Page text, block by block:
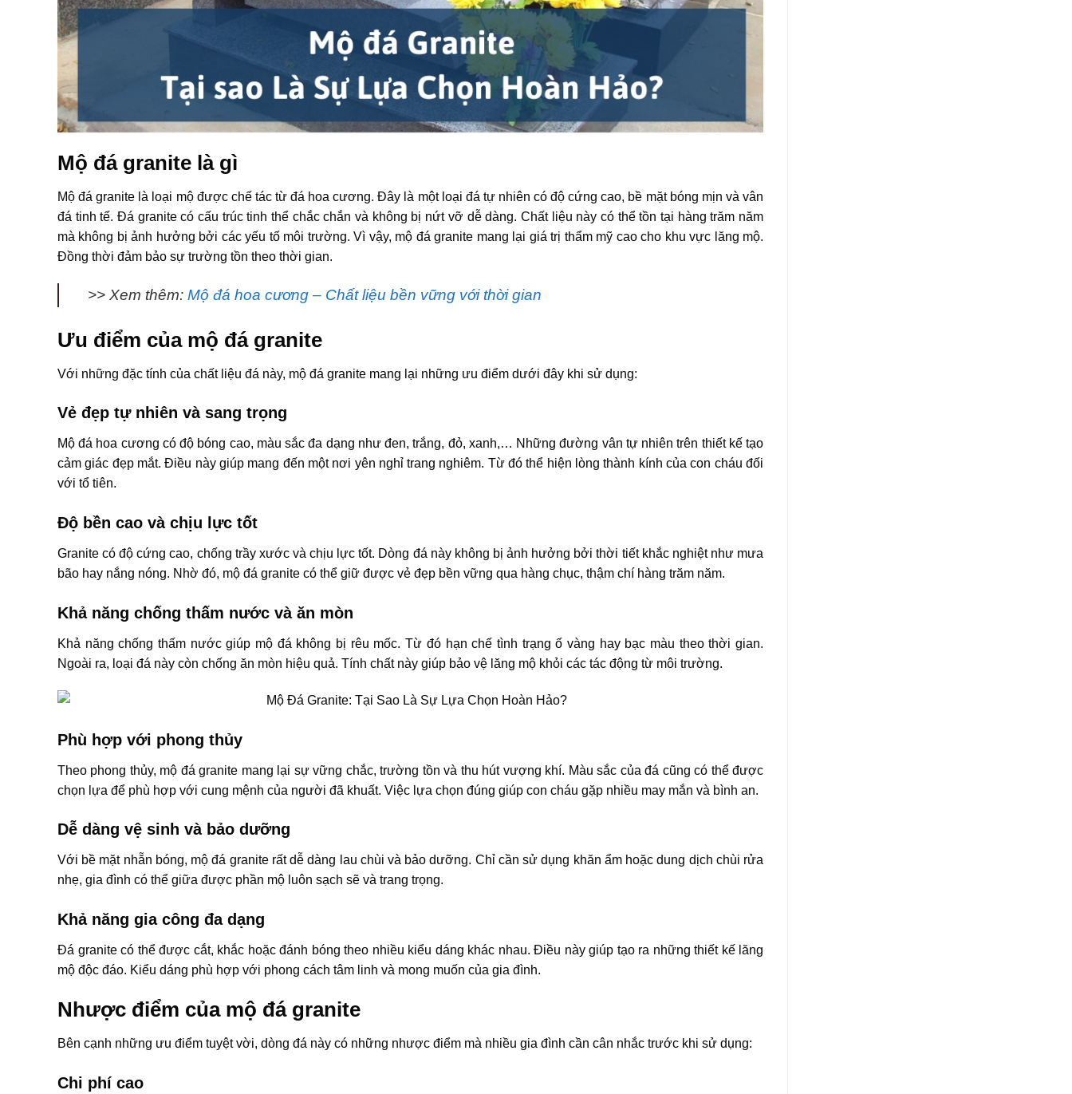
Mộ đá granite là gì
Mộ đá granite là loại mộ được chế tác từ đá hoa cương. Đây là một loại đá tự nhiên có độ cứng cao, bề mặt bóng mịn và vân
đá tinh tế. Đá granite có cấu trúc tinh thể chắc chắn và không bị nứt vỡ dễ dàng. Chất liệu này có thể tồn tại hàng trăm năm
mà không bị ảnh hưởng bởi các yếu tố môi trường. Vì vậy, mộ đá granite mang lại giá trị thẩm mỹ cao cho khu vực lăng mộ.
Đồng thời đảm bảo sự trường tồn theo thời gian.
>> Xem thêm: Mộ đá hoa cương – Chất liệu bền vững với thời gian
Ưu điểm của mộ đá granite
Với những đặc tính của chất liệu đá này, mộ đá granite mang lại những ưu điểm dưới đây khi sử dụng:
Vẻ đẹp tự nhiên và sang trọng
Mộ đá hoa cương có độ bóng cao, màu sắc đa dạng như đen, trắng, đỏ, xanh,… Những đường vân tự nhiên trên thiết kế tạo
cảm giác đẹp mắt. Điều này giúp mang đến một nơi yên nghỉ trang nghiêm. Từ đó thể hiện lòng thành kính của con cháu đối
với tổ tiên.
Độ bền cao và chịu lực tốt
Granite có độ cứng cao, chống trầy xước và chịu lực tốt. Dòng đá này không bị ảnh hưởng bởi thời tiết khắc nghiệt như mưa
bão hay nắng nóng. Nhờ đó, mộ đá granite có thể giữ được vẻ đẹp bền vững qua hàng chục, thậm chí hàng trăm năm.
Khả năng chống thấm nước và ăn mòn
Khả năng chống thấm nước giúp mộ đá không bị rêu mốc. Từ đó hạn chế tình trạng ố vàng hay bạc màu theo thời gian.
Ngoài ra, loại đá này còn chống ăn mòn hiệu quả. Tính chất này giúp bảo vệ lăng mộ khỏi các tác động từ môi trường.
Phù hợp với phong thủy
Theo phong thủy, mộ đá granite mang lại sự vững chắc, trường tồn và thu hút vượng khí. Màu sắc của đá cũng có thể được
chọn lựa để phù hợp với cung mệnh của người đã khuất. Việc lựa chọn đúng giúp con cháu gặp nhiều may mắn và bình an.
Dễ dàng vệ sinh và bảo dưỡng
Với bề mặt nhẵn bóng, mộ đá granite rất dễ dàng lau chùi và bảo dưỡng. Chỉ cần sử dụng khăn ẩm hoặc dung dịch chùi rửa
nhẹ, gia đình có thể giữa được phần mộ luôn sạch sẽ và trang trọng.
Khả năng gia công đa dạng
Đá granite có thể được cắt, khắc hoặc đánh bóng theo nhiều kiểu dáng khác nhau. Điều này giúp tạo ra những thiết kế lăng
mộ độc đáo. Kiểu dáng phù hợp với phong cách tâm linh và mong muốn của gia đình.
Nhược điểm của mộ đá granite
Bên cạnh những ưu điểm tuyệt vời, dòng đá này có những nhược điểm mà nhiều gia đình cần cân nhắc trước khi sử dụng:
Chi phí cao